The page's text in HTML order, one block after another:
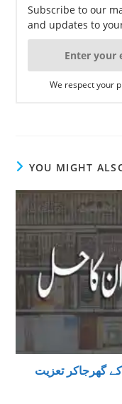
Subscribe to our
and updates to
We respect your
YOU MIGHT
گھرجاکر تعزیت